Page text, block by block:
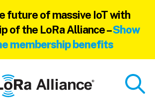
future of massive IoT with
of the LoRa Alliance –Show
membership benefits